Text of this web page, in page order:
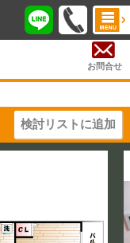
お問合せ
検討リストに追加